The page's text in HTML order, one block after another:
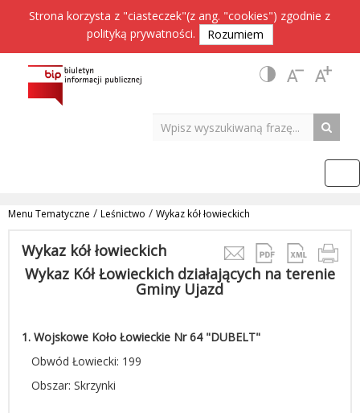
Strona korzysta z "ciasteczek"(z ang. "cookies") zgodnie z
polityką prywatności. Rozumiem
Menu Tematyczne / Leśnictwo / Wykaz kół łowieckich
Wykaz kół łowieckich
Wykaz Kół Łowieckich działających na terenie
Gminy Ujazd
1. Wojskowe Koło Łowieckie Nr 64 "DUBELT"
Obwód Łowiecki: 199
Obszar: Skrzynki